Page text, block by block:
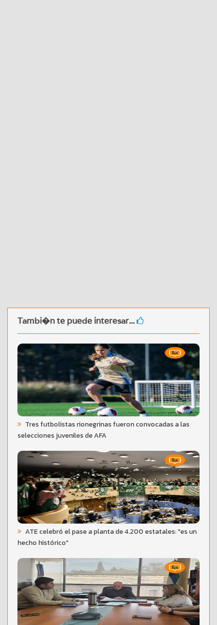
Tambi�n te puede interesar...
Tres futbolistas rionegrinas fueron convocadas a las
selecciones juveniles de AFA
ATE celebró el pase a planta de 4.200 estatales: "es un
hecho histórico"